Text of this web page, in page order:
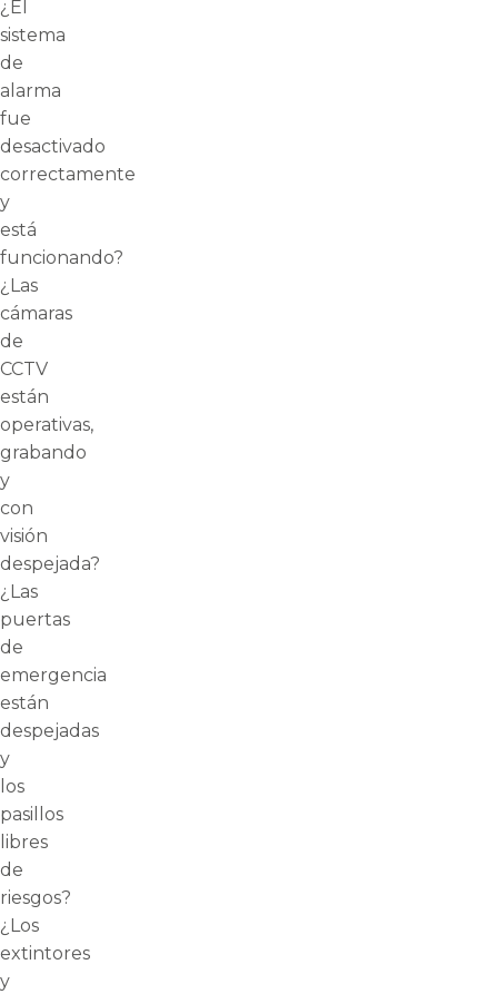
¿El
sistema
de
alarma
fue
desactivado
correctamente
y
está
funcionando?
¿Las
cámaras
de
CCTV
están
operativas,
grabando
y
con
visión
despejada?
¿Las
puertas
de
emergencia
están
despejadas
y
los
pasillos
libres
de
riesgos?
¿Los
extintores
y